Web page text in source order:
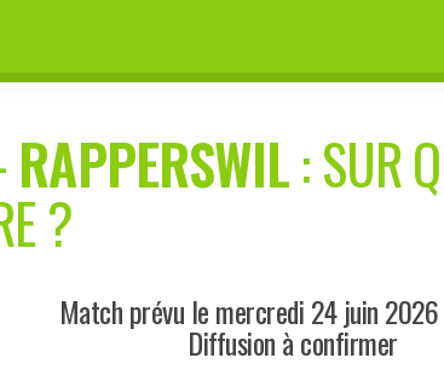
RAPPERSWIL: SUR
?
Match prévu le mercredi 24 juin
Diffusion à confirmer